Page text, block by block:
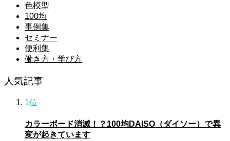
色模型
100均
事例集
セミナー
便利集
働き方・学び方
人気記事
1位
カラーボード消滅！？100均DAISO（ダイソー）で異
変が起きています